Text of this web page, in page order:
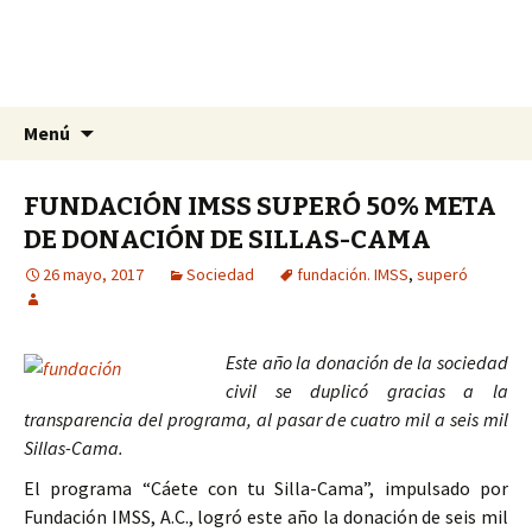
La Yunta de Tepic
La nueva opción en información
Menú
FUNDACIÓN IMSS SUPERÓ 50% META
DE DONACIÓN DE SILLAS-CAMA
26 mayo, 2017 Sociedad fundación. IMSS, superó
Este año la donación de la sociedad
civil se duplicó gracias a la
transparencia del programa, al pasar de cuatro mil a seis mil
Sillas-Cama.
El programa “Cáete con tu Silla-Cama”, impulsado por
Fundación IMSS, A.C., logró este año la donación de seis mil